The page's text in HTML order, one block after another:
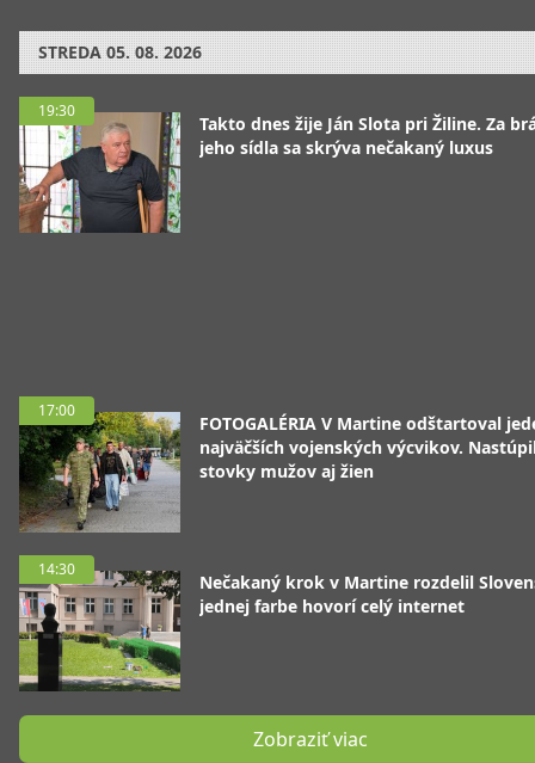
STREDA 05. 08. 2026
19:30
Takto dnes žije Ján Slota pri Žiline. Za
jeho sídla sa skrýva nečakaný luxus
17:00
FOTOGALÉRIA V Martine odštartoval
najväčších vojenských výcvikov.
stovky mužov aj žien
14:30
Nečakaný krok v Martine rozdelil
jednej farbe hovorí celý internet
Zobraziť viac